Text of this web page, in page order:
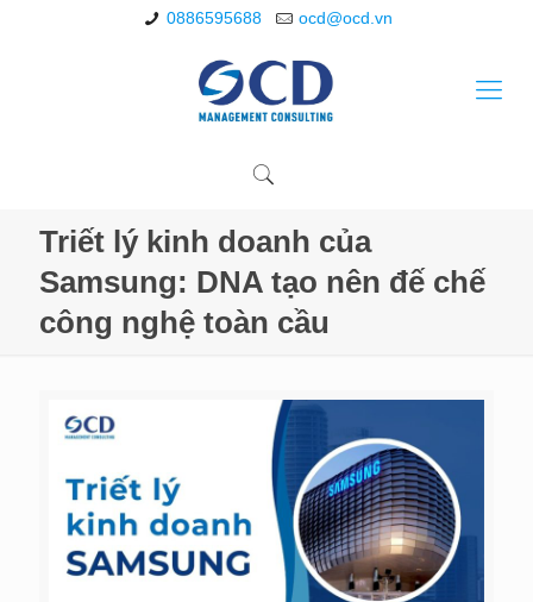
0886595688 ocd@ocd.vn
Triết lý kinh doanh của
Samsung: DNA tạo nên đế chế
công nghệ toàn cầu